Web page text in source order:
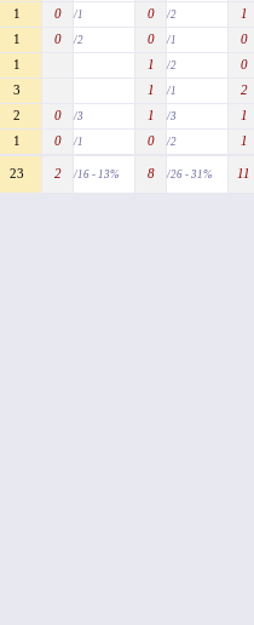
1 0 /1 0 /2 1
1 0 /2 0 /1 0
1 1 /2 0
3 1 /1 2
2 0 /3 1 /3 1
1 0 /1 0 /2 1
23 2 /16 - 13% 8 /26 - 31% 11